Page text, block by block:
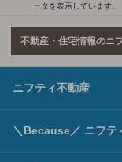
ータを表示しています。
不動産・住宅情報のニ
ニフティ不動産
＼Because／ ニフテ